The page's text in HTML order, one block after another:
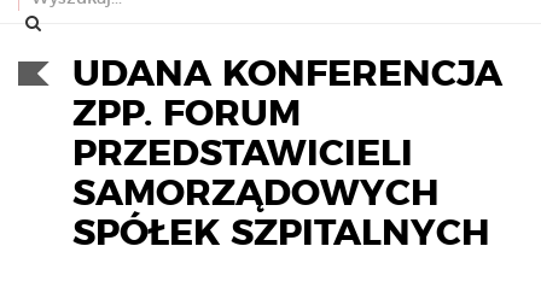
UDANA KONFERENCJA
ZPP. FORUM
PRZEDSTAWICIELI
SAMORZĄDOWYCH
SPÓŁEK SZPITALNYCH